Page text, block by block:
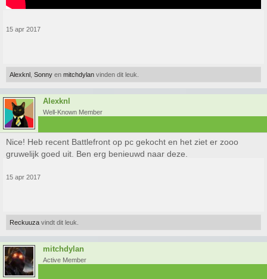
15 apr 2017
Alexknl Sonny en mitchdylan vinden dit leuk.
Alexknl
Well-Known Member
Nice! Heb recent Battlefront op pc gekocht en het ziet er zooo
gruwelijk goed uit. Ben erg benieuwd naar deze.
15 apr 2017
Reckuuza vindt dit leuk.
mitchdylan
Active Member